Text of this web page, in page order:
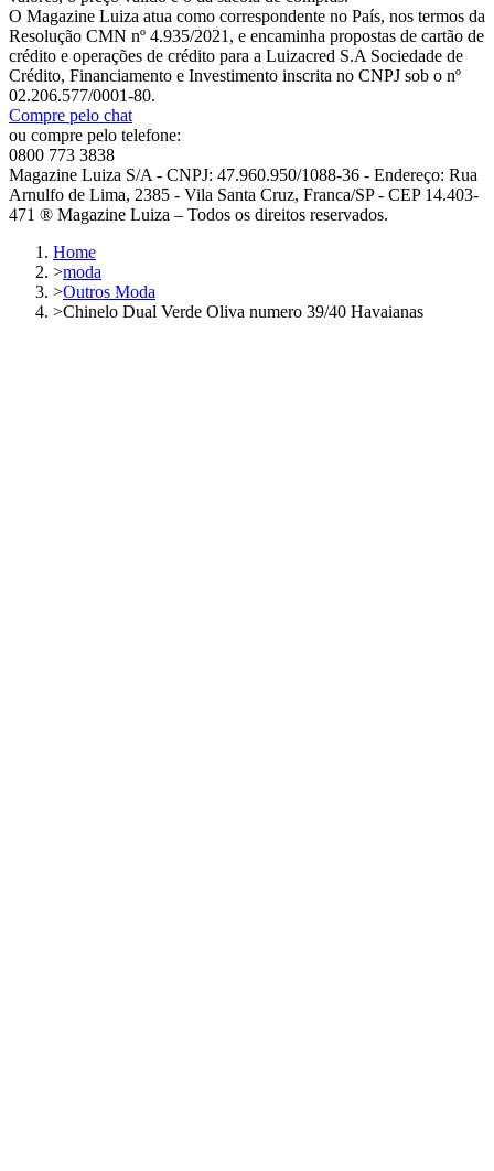
O Magazine Luiza atua como correspondente no País, nos termos da
Resolução CMN nº 4.935/2021, e encaminha propostas de cartão de
crédito e operações de crédito para a Luizacred S.A Sociedade de
Crédito, Financiamento e Investimento inscrita no CNPJ sob o nº
02.206.577/0001-80.
Compre pelo chat
ou compre pelo telefone:
0800 773 3838
Magazine Luiza S/A - CNPJ: 47.960.950/1088-36 - Endereço: Rua
Arnulfo de Lima, 2385 - Vila Santa Cruz, Franca/SP - CEP 14.403-
471 ® Magazine Luiza – Todos os direitos reservados.
Home
>moda
>Outros Moda
>Chinelo Dual Verde Oliva numero 39/40 Havaianas